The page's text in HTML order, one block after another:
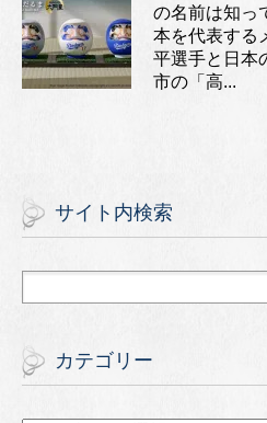
の名前は知っ
本を代表する
平選手と日本
市の「高...
サイト内検索
カテゴリー